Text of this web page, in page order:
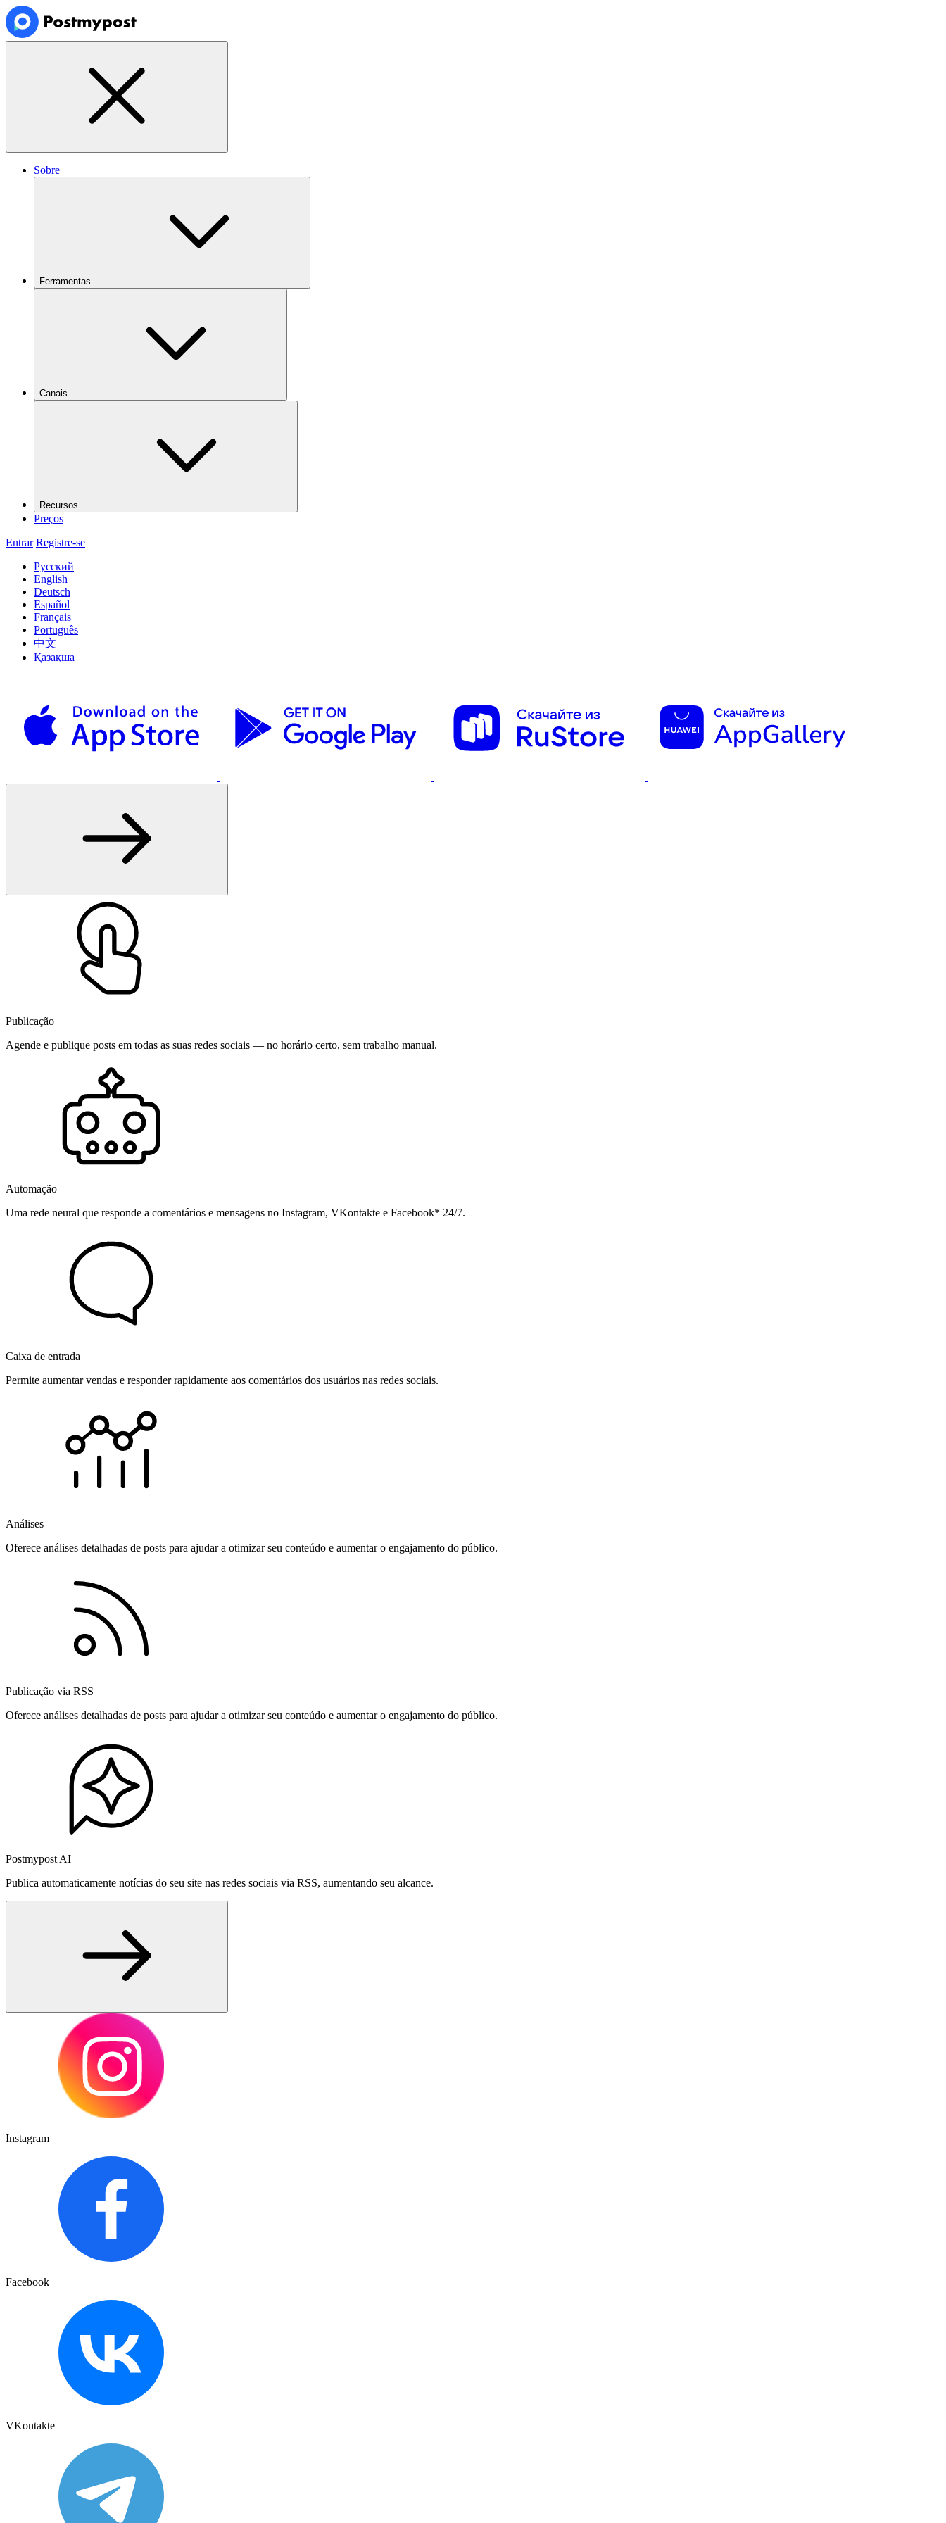
Sobre
Ferramentas
Canais
Recursos
Preços
Entrar Registre-se
Русский
English
Deutsch
Español
Français
Português
中文
Қазақша
Publicação
Agende e publique posts em todas as suas redes sociais — no horário certo, sem trabalho manual.
Automação
Uma rede neural que responde a comentários e mensagens no Instagram, VKontakte e Facebook* 24/7.
Caixa de entrada
Permite aumentar vendas e responder rapidamente aos comentários dos usuários nas redes sociais.
Análises
Oferece análises detalhadas de posts para ajudar a otimizar seu conteúdo e aumentar o engajamento do público.
Publicação via RSS
Oferece análises detalhadas de posts para ajudar a otimizar seu conteúdo e aumentar o engajamento do público.
Postmypost AI
Publica automaticamente notícias do seu site nas redes sociais via RSS, aumentando seu alcance.
Instagram
Facebook
VKontakte